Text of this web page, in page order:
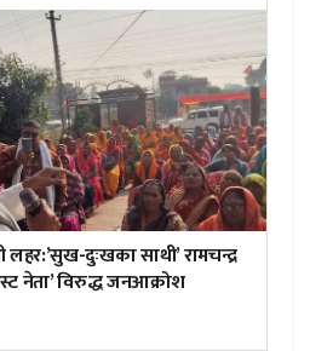
दुःखका साथी’ रामचन्द्र
नेता’ विरुद्ध जनआक्रोश